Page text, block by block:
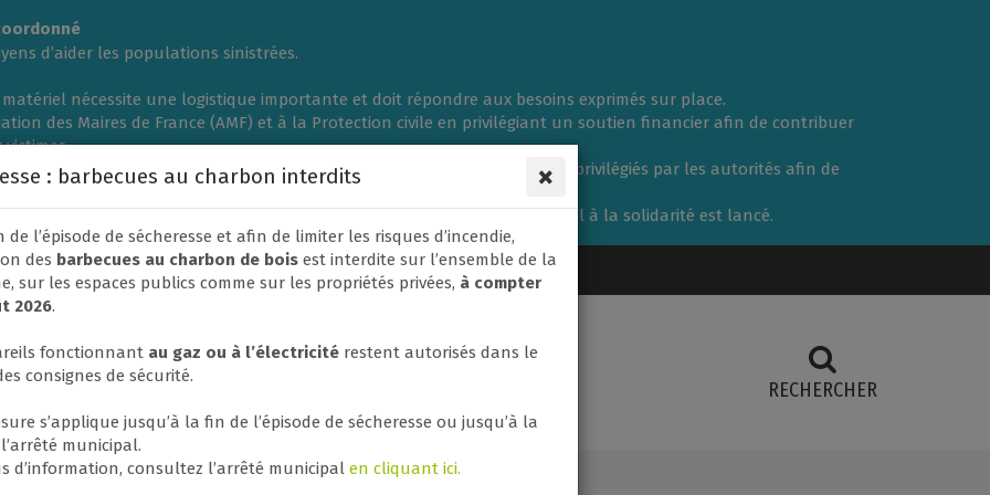
d’aider les populations sinistrées.
nécessite une logistique importante et doit répondre aux besoins exprimés sur place.
des Maires de France (AMF) et à la Protection civile en privilégiant un soutien financier afin de contribuer
de Le Rheu à la Protection civile. En effet, les soutiens financiers sont privilégiés par les autorités afin de
soutenir toute initiative nationale à destination des habitants si un appel à la solidarité est lancé.
RECHERCHER
de travaux
×
: barbecues au charbon interdits
de l’épisode de sécheresse et afin de limiter les risques d’incendie,
des barbecues au charbon de bois est interdite sur l’ensemble de la
sur les espaces publics comme sur les propriétés privées, à compter
2026.
fonctionnant au gaz ou à l’électricité restent autorisés dans le
consignes de sécurité.
s’applique jusqu’à la fin de l’épisode de sécheresse ou jusqu’à la
municipal.
d’information, consultez l’arrêté municipal en cliquant ici.